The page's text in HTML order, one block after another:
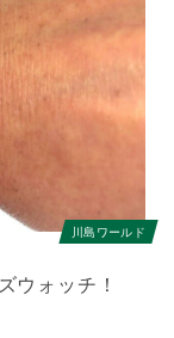
川島ワールド
ズウォッチ！